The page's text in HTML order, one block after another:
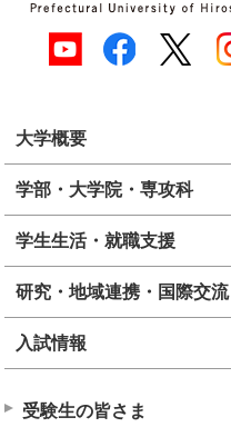
大学概要
学部・大学院・専攻科
学生生活・就職支援
研究・地域連携・国際交流
入試情報
受験生の皆さま